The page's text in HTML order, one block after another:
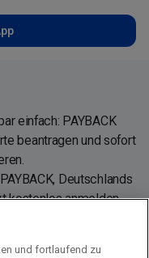
einfach: PAYBACK
beantragen und sofort
Deutschlands
kostenlos anmelden
und fortlaufend zu